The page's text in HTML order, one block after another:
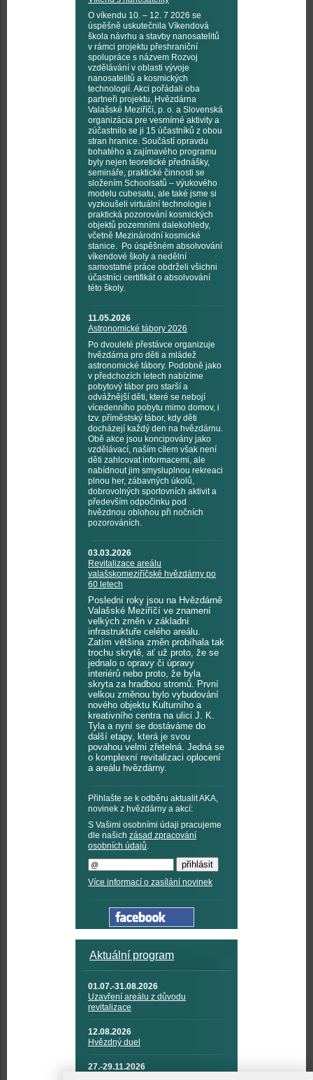
O víkendu 10. – 12. 7 2026 se
úspěšně uskutečnila Víkendová
škola návrhu a stavby nanosatelitů
v rámci projektu přeshraniční
spolupráce s názvem Rozvoj
vzdělávání v oblasti vývoje
nanosatelitů a kosmických
technologií. Akci pořádali oba
partneři projektu, Hvězdárna
Valašské Meziříčí, p. o. a Slovenská
organizácia pre vesmírné aktivity a
zúčastnilo se ji 15 účastníků z obou
stran hranice. Součástí opravdu
bohatého a zajímavého programu
byly nejen teoretické přednášky,
semináře, praktické činnosti se
složením Schoolsatů – výukového
modelu cubesatu, ale také jsme si
vyzkoušeli virtuální technologie i
praktická pozorování kosmických
objektů pozemními dalekohledy,
včetně Mezinárodní kosmické
stanice. Po úspěšném absolvování
víkendové školy a nedělní
samostatné práce obdrželi všichni
účastníci certifikát o absolvování
této školy.
11.05.2026
Astronomické tábory 2026
Po dvouleté přestávce organizuje
hvězdárna pro děti a mládež
astronomické tábory. Podobně jako
v předchozích letech nabízíme
pobytový tábor pro starší a
odvážnější děti, které se nebojí
vícedenního pobytu mimo domov, i
tzv. příměstský tábor, kdy děti
docházejí každý den na hvězdárnu.
Obě akce jsou koncipovány jako
vzdělávací, naším cílem však není
děti zahlcovat informacemi, ale
nabídnout jim smysluplnou rekreaci
plnou her, zábavných úkolů,
dobrovolných sportovních aktivit a
především odpočinku pod
hvězdnou oblohou při nočních
pozorováních.
03.03.2026
Revitalizace areálu
valašskomeziříčské hvězdárny po
60 letech
Poslední roky jsou na Hvězdárně
Valašské Meziříčí ve znamení
velkých změn v základní
infrastruktuře celého areálu.
Zatím většina změn probíhala tak
trochu skrytě, ať už proto, že se
jednalo o opravy či úpravy
interiérů nebo proto, že byla
skryta za hradbou stromů. První
velkou změnou bylo vybudování
nového objektu Kulturního a
kreativního centra na ulici J. K.
Tyla a nyní se dostáváme do
další etapy, která je svou
povahou velmi zřetelná. Jedná se
o komplexní revitalizaci oplocení
a areálu hvězdárny.
Přihlašte se k odběru aktualit AKA,
novinek z hvězdárny a akcí:
S Vašimi osobními údaji pracujeme
dle našich zásad zpracování
osobních údajů.
Více informací o zasílání novinek
Aktuální program
01.07.-31.08.2026
Uzavření areálu z důvodu
revitalizace
12.08.2026
Hvězdný duel
27.-29.11.2026